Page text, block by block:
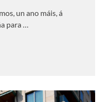
un ano máis, á
para …